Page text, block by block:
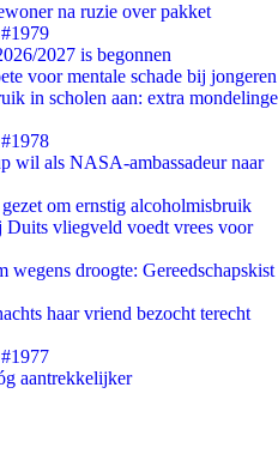
na ruzie over pakket
2027 is begonnen
voor mentale schade bij jongeren
in scholen aan: extra mondelinge
wil als NASA-ambassadeur naar
om ernstig alcoholmisbruik
vliegveld voedt vrees voor
wegens droogte: Gereedschapskist
haar vriend bezocht terecht
aantrekkelijker